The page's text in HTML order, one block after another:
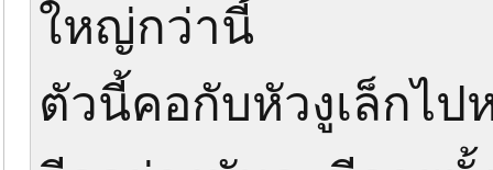
ใหญ่กว่านี้
ตัวนี้คอกับหัวงูเล็กไป